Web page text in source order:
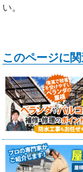
い。
このページに